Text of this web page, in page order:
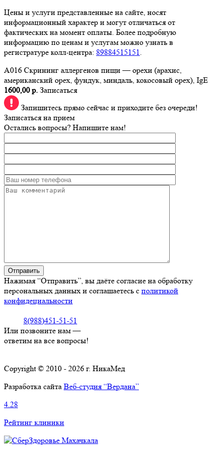
Цены и услуги представленные на сайте, носят
информационный характер и могут отличаться от
фактических на момент оплаты. Более подробную
информацию по ценам и услугам можно узнать в
регистратуре колл-центра: 89884515151.
A016 Скрининг аллергенов пищи — орехи (арахис,
американский орех, фундук, миндаль, кокосовый орех), IgE
1600,00 р. Записаться
Запишитесь прямо сейчас и приходите без очереди!
Записаться на прием
Остались вопросы? Напишите нам!
Нажимая “Отправить”, вы даёте согласие на обработку
персональных данных и соглашаетесь с политикой
конфидециальности
8(988)451-51-51
Или позвоните нам —
ответим на все вопросы!
Copyright © 2010 - 2026 г. НикаМед
Разработка сайта Веб-студия “Вердана”
4.28
Рейтинг клиники